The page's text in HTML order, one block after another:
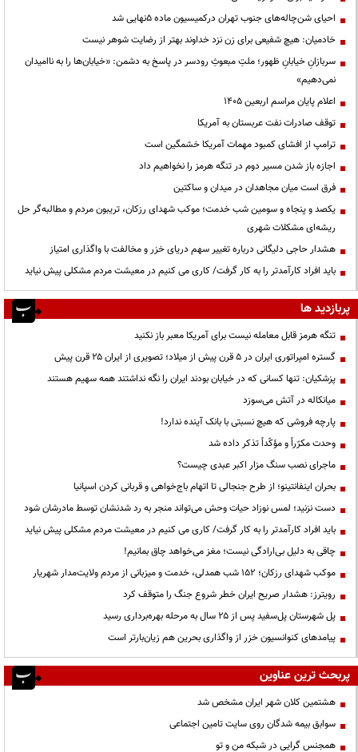
احیای شن‌چاله‌های جنوب تهران درکمیسیون ماده ۵نهایی شد
خادمیان: هیچ شفیعی برای زن نزد خداوند بهتر از رضایت شوهر نیست
سربازانِ خیابانِ ظهور؛ ملتِ مبعوثِ رودسر در پاسخ به دشمن: «خیابان‌ها را به ناامیدان
نمی‌دهیم»
اعلام پایان مراسم اربعین ۱۴۰۵
توقف صادرات نفت عربستان به آمریکا
ترامپ از افشای کمبود مهمات آمریکا خشمگین است
اجازه باز شدن مسیر دوم در تنگه هرمز را نخواهیم داد
فرق است میان مجاهدان در میدان و ساکتین
یکصد و پنجاه و سومین شب خدمت؛ موکب شهدای رزکان، تریبون مردم و مطالبه‌گر حل
ریشه‌ای مشکلات شهری
هشدار حاجی دلیگانی درباره تغییر سهم دریای خزر و مخالفت با واگذاری امتیاز
باید افراد کارآمدتر را به کار گرفت/ کاری می کنیم در معیشت مردم مشکلی پیش نیاید
پربازدید ها
تنگه هرمز قابل معامله نیست برای آمریکا معبر باز نکنید
گستره امپراتوری ایران در ۵ قرن پیش از میلاد؛ تصویری از ایران ۲۵ قرن پیش
پزشکیان: تنها کسانی که در خیابان بودند ایران را نگه نداشتند همه سهیم هستند
میانکاله در آتش می‌سوزد
پارچه فروشی که هیچ نسبتی با بانک آینده ندارد!
وحدت مکرّراً و مؤکّداً تذکر داده شد
ماجرای نصب سنگ مزار اکبر عبدی چیست؟
بحران اینفانتینو؛ از طرح جنجالی تا اتهام باج‌خواهی و قربانی کردن اسپانیا
دست نزنید؛ لمس نوزاد حیات وحش می‌تواند منجر به رد شدنشان توسط مادرشان شود
باید افراد کارآمدتر را به کار گرفت/ کاری می کنیم در معیشت مردم مشکلی پیش نیاید
چاقی به دلیل بی‌ارادگی نیست؛ مغز می‌خواهد چاق بمانیم!
موکب شهدای رزکان؛ ۱۵۲ شب همدلی، خدمت و میزبانی از مردم ولایت‌مدار شهریار
رویترز: هشدار صریح ایران خطر شروع جنگ را متوقف کرد
پل شهرستان پل‌سفید پس از ۲۵ سال به مرحله بهره‌برداری رسید
پیامدهای کنوانسیون خزر از واگذاری بحرین هم زیان‌بارتر است
پربحث ترین عناوین
هشتمین کلان شهر ایران مشخص شد
سوابق بیمه شدگان روی سایت تامین اجتماعی
همجنس گرایی در شبکه من و تو